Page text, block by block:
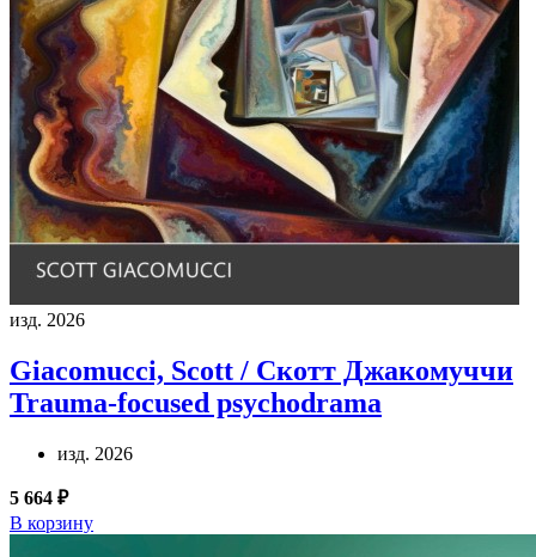
изд. 2026
Giacomucci, Scott / Скотт Джакомуччи
Trauma-focused psychodrama
изд. 2026
5 664 ₽
В корзину